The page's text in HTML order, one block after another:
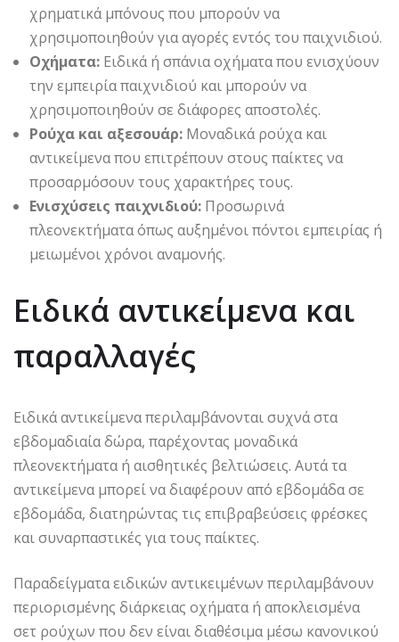
χρηματικά μπόνους που μπορούν να
χρησιμοποιηθούν για αγορές εντός του παιχνιδιού.
Οχήματα: Ειδικά ή σπάνια οχήματα που ενισχύουν
την εμπειρία παιχνιδιού και μπορούν να
χρησιμοποιηθούν σε διάφορες αποστολές.
Ρούχα και αξεσουάρ: Μοναδικά ρούχα και
αντικείμενα που επιτρέπουν στους παίκτες να
προσαρμόσουν τους χαρακτήρες τους.
Ενισχύσεις παιχνιδιού: Προσωρινά
πλεονεκτήματα όπως αυξημένοι πόντοι εμπειρίας ή
μειωμένοι χρόνοι αναμονής.
Ειδικά αντικείμενα και
παραλλαγές
Ειδικά αντικείμενα περιλαμβάνονται συχνά στα
εβδομαδιαία δώρα, παρέχοντας μοναδικά
πλεονεκτήματα ή αισθητικές βελτιώσεις. Αυτά τα
αντικείμενα μπορεί να διαφέρουν από εβδομάδα σε
εβδομάδα, διατηρώντας τις επιβραβεύσεις φρέσκες
και συναρπαστικές για τους παίκτες.
Παραδείγματα ειδικών αντικειμένων περιλαμβάνουν
περιορισμένης διάρκειας οχήματα ή αποκλεισμένα
σετ ρούχων που δεν είναι διαθέσιμα μέσω κανονικού